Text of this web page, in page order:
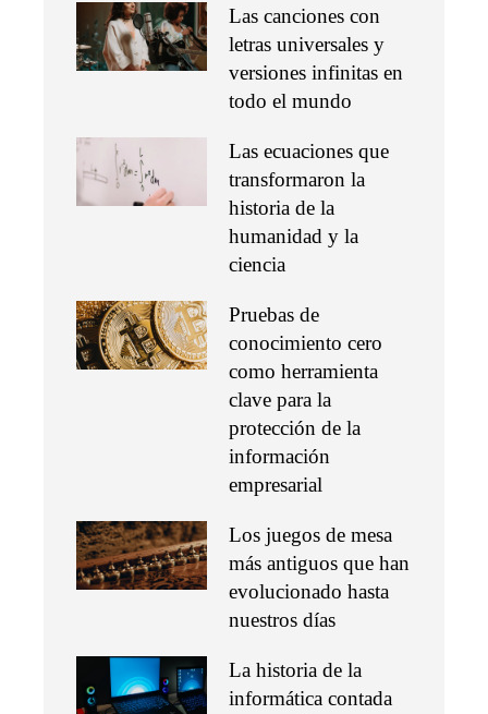
Las canciones con
letras universales y
versiones infinitas en
todo el mundo
Las ecuaciones que
transformaron la
historia de la
humanidad y la
ciencia
Pruebas de
conocimiento cero
como herramienta
clave para la
protección de la
información
empresarial
Los juegos de mesa
más antiguos que han
evolucionado hasta
nuestros días
La historia de la
informática contada